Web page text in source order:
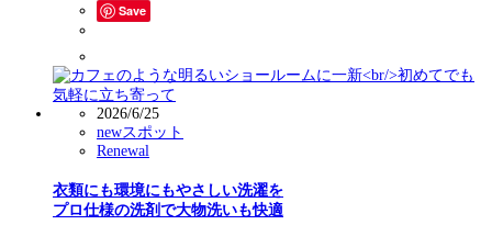
Save
2026/6/25
newスポット
Renewal
衣類にも環境にもやさしい洗濯を
プロ仕様の洗剤で大物洗いも快適